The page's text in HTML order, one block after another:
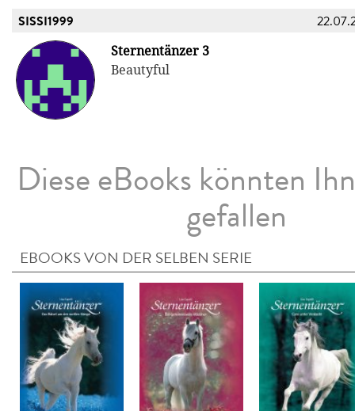
SISSI1999
Sternentänzer 3
Beautyful
Diese eBooks könnten
gefallen
EBOOKS VON DER SELBEN SERIE